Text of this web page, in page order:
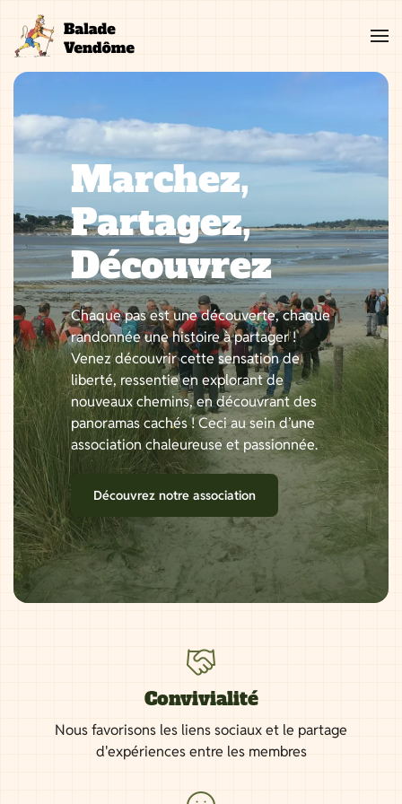
contenu
Marchez,
Partagez,
Découvrez
Chaque pas est une découverte, chaque
randonnée une histoire à partager !
Venez découvrir cette sensation de
liberté, ressentie en explorant de
nouveaux chemins, en découvrant des
panoramas cachés ! Ceci au sein d’une
association chaleureuse et passionnée.
Découvrez notre association
Convivialité
Nous favorisons les liens sociaux et le partage
d'expériences entre les membres